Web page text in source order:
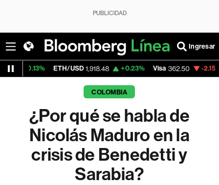
PUBLICIDAD
Ingresar
ETH/USD 1,918.48 +0.23% Visa 362.50 -2.15%
COLOMBIA
¿Por qué se habla de
Nicolás Maduro en la
crisis de Benedetti y
Sarabia?